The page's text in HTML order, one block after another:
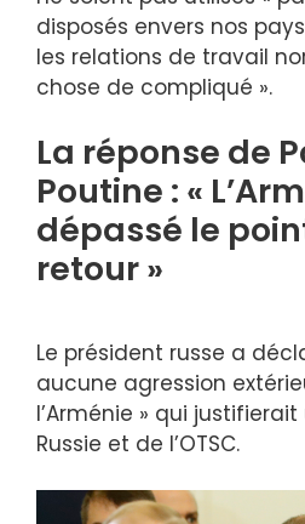
disposés envers nos
les relations de travail
chose de compliqué ».
La réponse de
Poutine : «
dépassé le
retour »
Le président russe a
aucune agression
l’Arménie » qui
Russie et de l’OTSC.